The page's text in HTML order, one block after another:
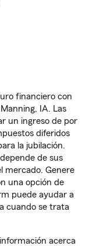
financiero con
IA. Las
un ingreso de por
diferidos
la jubilación.
de sus
mercado. Genere
una opción de
puede ayudar a
cuando se trata
acerca